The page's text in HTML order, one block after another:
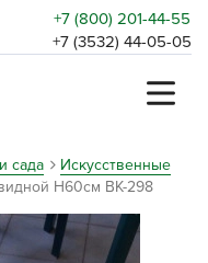
+7 (800) 201-44-55
+7 (3532) 44-05-05
сада
Искусственные
Н60см ВК-298